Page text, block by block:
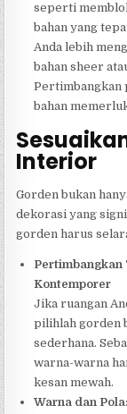
seperti
bahan yang
Anda lebih
bahan sheer
Pertimbangkan
bahan
Interior
Gorden bukan
dekorasi yang
gorden harus
Pertimbangkan
Kontemporer
Jika ruangan
pilihlah gorden
sederhana.
warna-warna
kesan mewah.
Warna dan